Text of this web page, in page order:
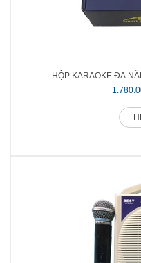
HỘP KARAOKE ĐA